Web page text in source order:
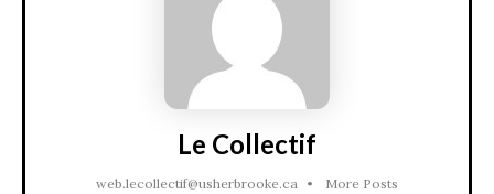
Le Collectif
web.lecollectif@usherbrooke.ca • More Posts